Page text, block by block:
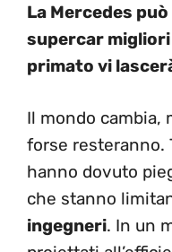
La Mercedes
supercar migliori
primato vi
Il mondo cambia,
forse resteranno.
hanno dovuto
che stanno
ingegneri. In un